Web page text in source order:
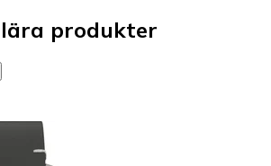
produkter